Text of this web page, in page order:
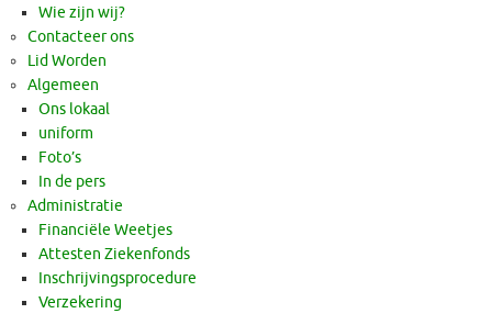
Wie zijn wij?
Contacteer ons
Lid Worden
Algemeen
Ons lokaal
uniform
Foto’s
In de pers
Administratie
Financiële Weetjes
Attesten Ziekenfonds
Inschrijvingsprocedure
Verzekering